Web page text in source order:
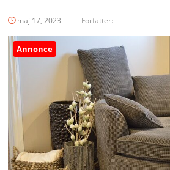
maj 17, 2023 Forfatter:
Annonce